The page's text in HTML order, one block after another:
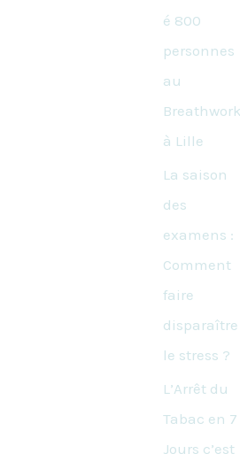
é 800
personnes
au
Breathwork
à Lille
La saison
des
examens :
Comment
faire
disparaître
le stress ?
L’Arrêt du
Tabac en 7
Jours c’est